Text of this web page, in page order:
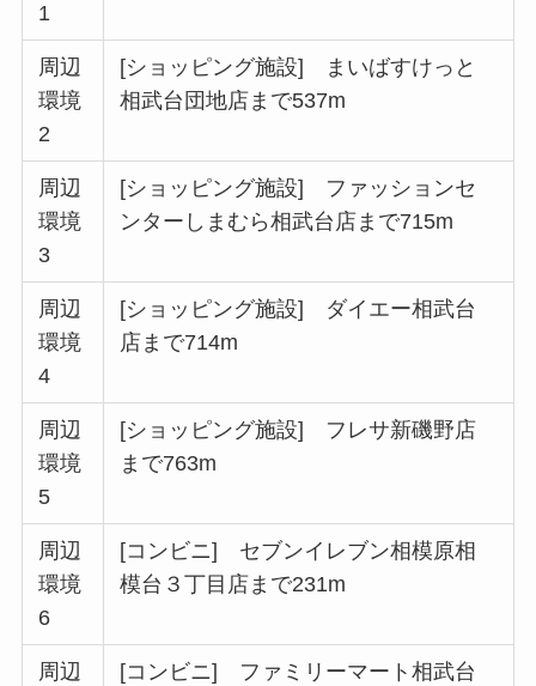
1
周辺
環境
2
[ショッピング施設] まいばすけっと
相武台団地店まで537m
周辺
環境
3
[ショッピング施設] ファッションセ
ンターしまむら相武台店まで715m
周辺
環境
4
[ショッピング施設] ダイエー相武台
店まで714m
周辺
環境
5
[ショッピング施設] フレサ新磯野店
まで763m
周辺
環境
6
[コンビニ] セブンイレブン相模原相
模台３丁目店まで231m
周辺
[コンビニ] ファミリーマート相武台